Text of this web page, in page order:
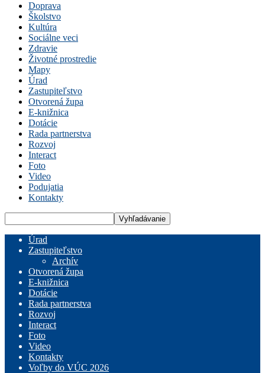
Doprava
Školstvo
Kultúra
Sociálne veci
Zdravie
Životné prostredie
Mapy
Úrad
Zastupiteľstvo
Otvorená župa
E-knižnica
Dotácie
Rada partnerstva
Rozvoj
Interact
Foto
Video
Podujatia
Kontakty
Úrad
Zastupiteľstvo
Archív
Otvorená župa
E-knižnica
Dotácie
Rada partnerstva
Rozvoj
Interact
Foto
Video
Kontakty
Voľby do VÚC 2026